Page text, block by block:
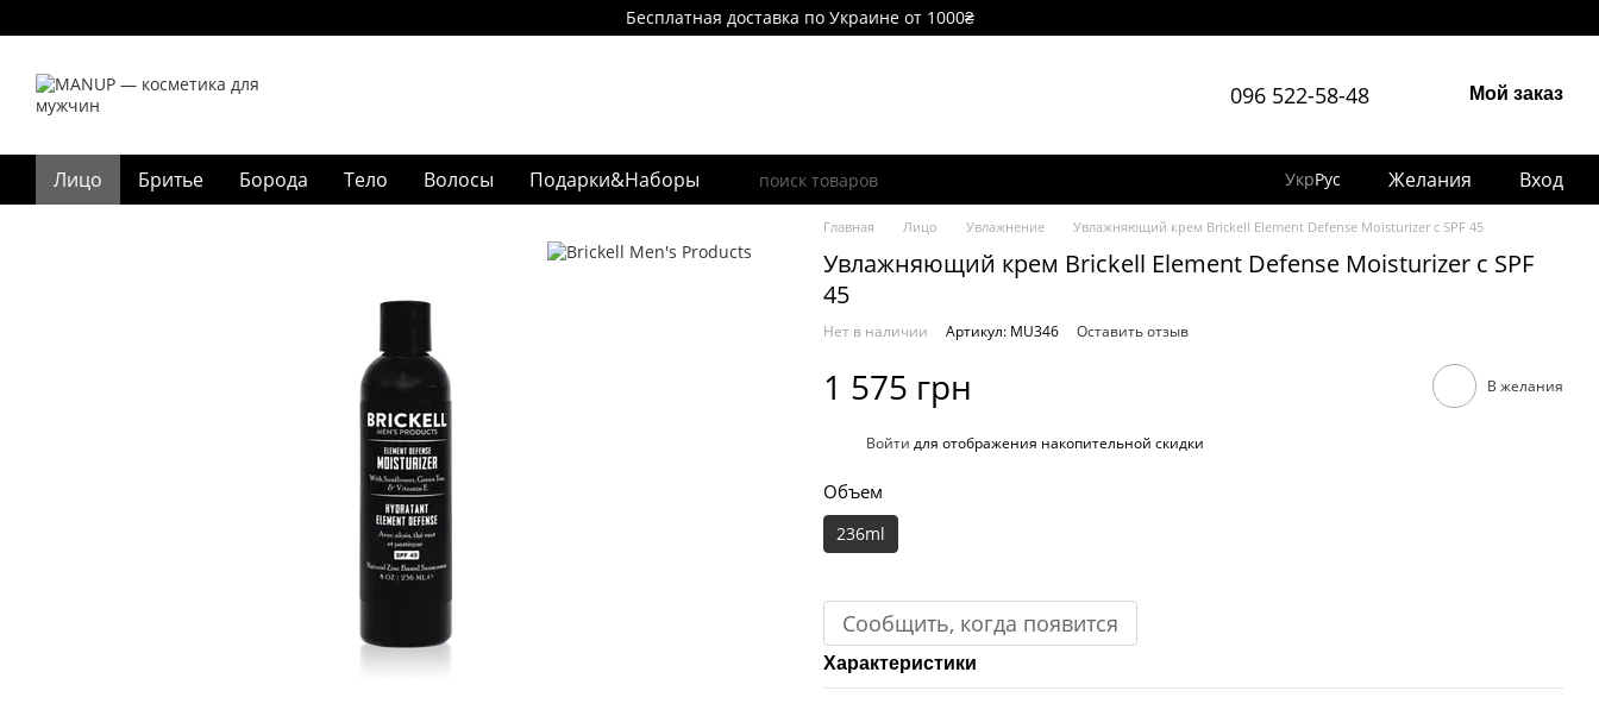
Бесплатная доставка по Украине от 1000₴
096 522-58-48 Мой заказ
Лицо Бритье Борода Тело Волосы Подарки&Наборы УкрРус Желания Вход
Главная Лицо Увлажнение Увлажняющий крем Brickell Element Defense Moisturizer с SPF 45
Увлажняющий крем Brickell Element Defense Moisturizer с SPF
45
Нет в наличии Артикул: MU346 Оставить отзыв
1 575 грн В желания
Войти для отображения накопительной скидки
Объем
236ml
Сообщить, когда появится
Характеристики